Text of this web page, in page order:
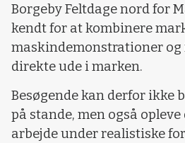
Borgeby Feltdage nord for
kendt for at kombinere
maskindemonstrationer
direkte ude i marken.
Besøgende kan derfor ikke
på stande, men også
arbejde under realistiske